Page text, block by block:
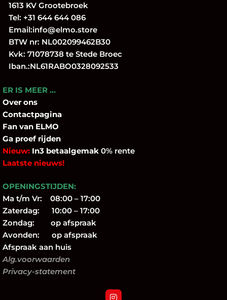
1613 KV Grootebroek
Tel: +31 644 644 086
Email:info@elmo.store
BTW nr: NL002099462B30
Kvk: 71078738 te Stede Broec
Iban.:NL61RABO0328092533
ER IS MEER …
Over ons
Contactpagina
Fan van ELMO
Ga proef rijden
Nieuw: In3 betaalgemak 0% rente
Laatste nieuws!
OPENINGSTIJDEN:
Ma t/m Vr: 08:00 – 17:00
Zaterdag: 10:00 – 17:00
Zondag: op afspraak
Avonden: op afspraak
Afspraak aan huis
Alg.voorwaarden
Privacy-statement